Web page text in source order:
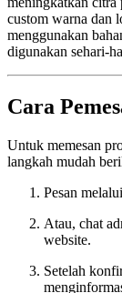
custom warna dan
menggunakan
digunakan sehari-
Cara
Untuk memesan
langkah mudah
Pesan
Atau, chat
website.
Setelah